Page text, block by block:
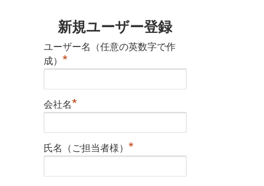
新規ユーザー登録
ユーザー名（任意の英数字で作
成） *
会社名*
氏名（ご担当者様） *